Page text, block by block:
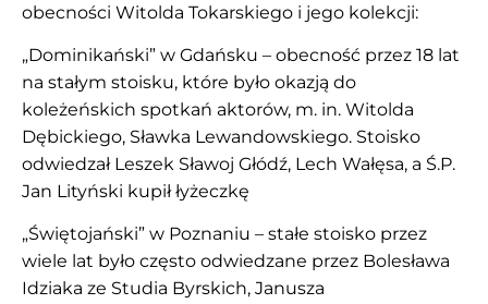
obecności Witolda Tokarskiego i jego kolekcji:
„Dominikański” w Gdańsku – obecność przez 18 lat
na stałym stoisku, które było okazją do
koleżeńskich spotkań aktorów, m. in. Witolda
Dębickiego, Sławka Lewandowskiego. Stoisko
odwiedzał Leszek Sławoj Głódź, Lech Wałęsa, a Ś.P.
Jan Lityński kupił łyżeczkę
„Świętojański” w Poznaniu – stałe stoisko przez
wiele lat było często odwiedzane przez Bolesława
Idziaka ze Studia Byrskich, Janusza